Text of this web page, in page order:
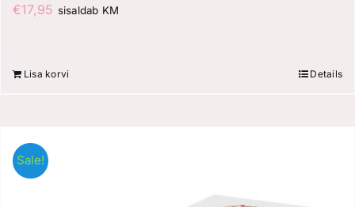
€17,95 sisaldab KM
Lisa korvi Details
Sale!